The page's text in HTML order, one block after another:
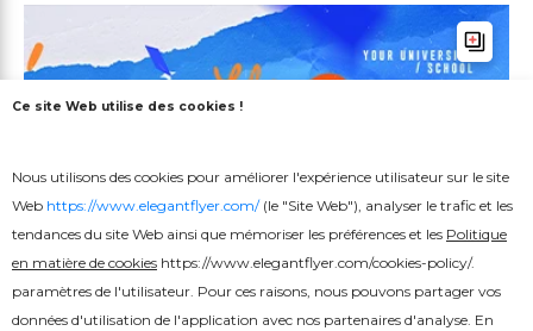
Ce site Web utilise des cookies !
Nous utilisons des cookies pour améliorer l'expérience utilisateur sur le site
Web https://www.elegantflyer.com/(le "Site Web"), analyser le trafic et les
tendances du site Web ainsi que mémoriser les préférences et les Politique
en matière de cookies https://www.elegantflyer.com/cookies-policy/.
paramètres de l'utilisateur. Pour ces raisons, nous pouvons partager vos
données d'utilisation de l'application avec nos partenaires d'analyse. En